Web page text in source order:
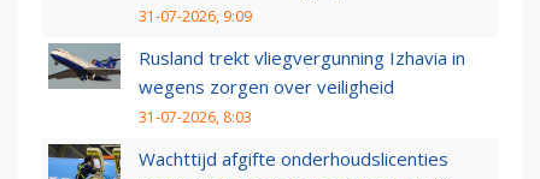
31-07-2026, 9:09
Rusland trekt vliegvergunning Izhavia in
wegens zorgen over veiligheid
31-07-2026, 8:03
Wachttijd afgifte onderhoudslicenties